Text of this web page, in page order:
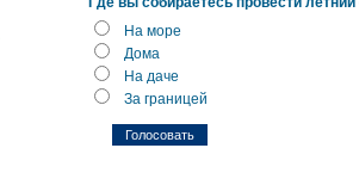
На море
Дома
На даче
За границей